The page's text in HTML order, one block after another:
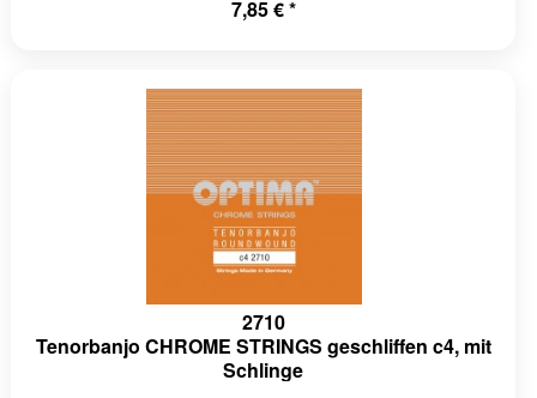
7,85 € *
2710
Tenorbanjo CHROME STRINGS geschliffen c4, mit
Schlinge